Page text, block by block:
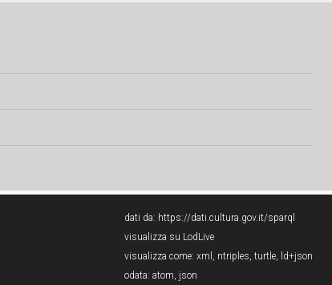
dati da: https://dati.cultura.gov.it/sparql
visualizza su LodLive
visualizza come: xml , ntriples, turtle, ld+json
odata: atom, json